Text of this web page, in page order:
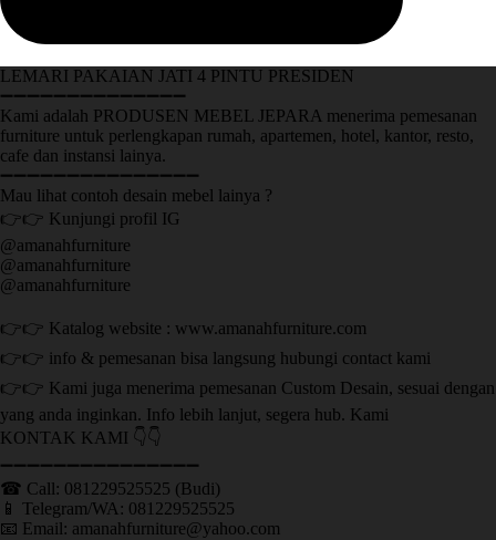
LEMARI PAKAIAN JATI 4 PINTU PRESIDEN
➖➖➖➖➖➖➖➖➖➖➖➖➖➖
Kami adalah PRODUSEN MEBEL JEPARA menerima pemesanan
furniture untuk perlengkapan rumah, apartemen, hotel, kantor, resto,
cafe dan instansi lainya.
➖➖➖➖➖➖➖➖➖➖➖➖➖➖➖
Mau lihat contoh desain mebel lainya ?
👉👉 Kunjungi profil IG
@amanahfurniture
@amanahfurniture
@amanahfurniture
👉👉 Katalog website : www.amanahfurniture.com
👉👉 info & pemesanan bisa langsung hubungi contact kami
👉👉 Kami juga menerima pemesanan Custom Desain, sesuai dengan
yang anda inginkan. Info lebih lanjut, segera hub. Kami
KONTAK KAMI 👇👇
➖➖➖➖➖➖➖➖➖➖➖➖➖➖➖ ㅤ
☎ Call: 081229525525 (Budi)
📱 Telegram/WA: 081229525525
📧 Email: amanahfurniture@yahoo.com